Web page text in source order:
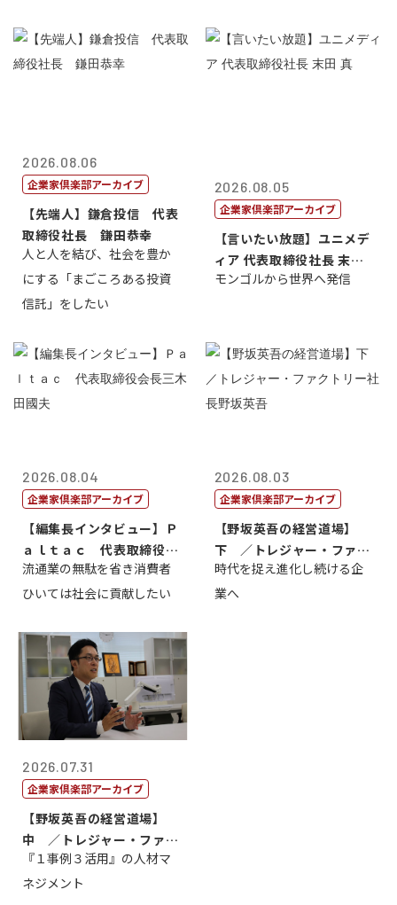
2026.08.06
企業家倶楽部アーカイブ
【先端人】鎌倉投信 代表
取締役社長 鎌田恭幸
人と人を結び、社会を豊か
にする「まごころある投資
信託」をしたい
2026.08.05
企業家倶楽部アーカイブ
【言いたい放題】ユニメデ
ィア 代表取締役社長 末田
真
モンゴルから世界へ発信
2026.08.04
企業家倶楽部アーカイブ
【編集長インタビュー】Ｐ
ａｌｔａｃ 代表取締役会
長三木田國夫
流通業の無駄を省き消費者
ひいては社会に貢献したい
2026.08.03
企業家倶楽部アーカイブ
【野坂英吾の経営道場】
下 ／トレジャー・ファク
トリー社長野坂...
時代を捉え進化し続ける企
業へ
2026.07.31
企業家倶楽部アーカイブ
【野坂英吾の経営道場】
中 ／トレジャー・ファク
トリー社長野坂...
『１事例３活用』の人材マ
ネジメント